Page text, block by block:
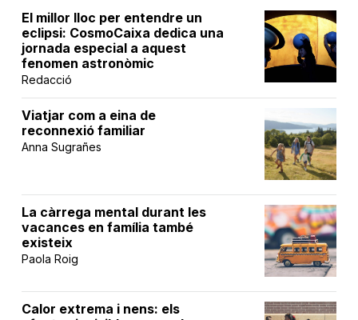
El millor lloc per entendre un
eclipsi: CosmoCaixa dedica una
jornada especial a aquest
fenomen astronòmic
Redacció
Viatjar com a eina de
reconnexió familiar
Anna Sugrañes
La càrrega mental durant les
vacances en família també
existeix
Paola Roig
Calor extrema i nens: els